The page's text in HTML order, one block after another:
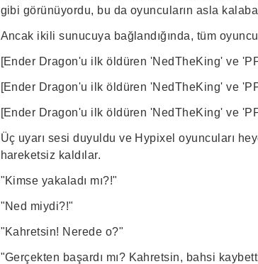
gibi görünüyordu, bu da oyuncuların asla
Ancak ikili sunucuya bağlandığında, tüm
[Ender Dragon'u ilk öldüren 'NedTheKing' ve
[Ender Dragon'u ilk öldüren 'NedTheKing' ve
[Ender Dragon'u ilk öldüren 'NedTheKing' ve
Üç uyarı sesi duyuldu ve Hypixel oyuncuları
hareketsiz kaldılar.
"Kimse yakaladı mı?!"
"Ned miydi?!"
"Kahretsin! Nerede o?"
"Gerçekten başardı mı? Kahretsin, bahsi